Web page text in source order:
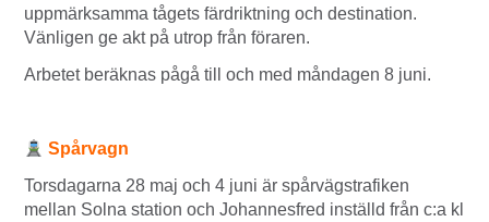
uppmärksamma tågets färdriktning och destination.
Vänligen ge akt på utrop från föraren.
Arbetet beräknas pågå till och med måndagen 8 juni.
Spårvagn
Torsdagarna 28 maj och 4 juni är spårvägstrafiken
mellan Solna station och Johannesfred inställd från c:a kl